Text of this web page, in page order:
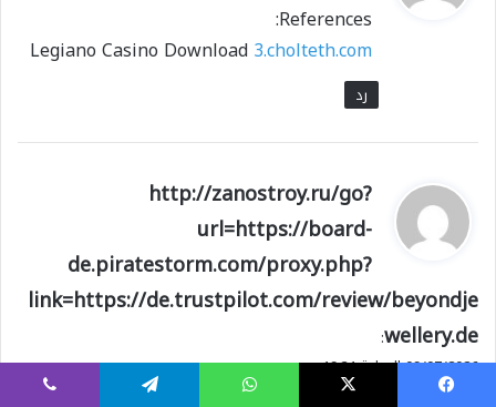
ل
References:
Legiano Casino Download3.cholteth.com
رد
ي
ق
و
ل
http://zanostroy.ru/go?
url=https://board-
de.piratestorm.com/proxy.php?
link=https://de.trustpilot.com/review/beyondje
wellery.de
:
09/07/2026 الساعة 19:31